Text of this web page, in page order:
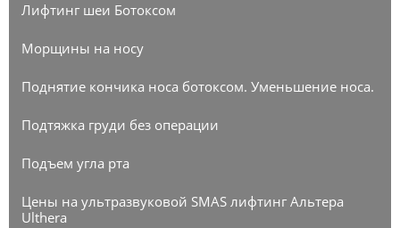
Лифтинг шеи Ботоксом
Морщины на носу
Поднятие кончика носа ботоксом. Уменьшение носа.
Подтяжка груди без операции
Подъем угла рта
Цены на ультразвуковой SMAS лифтинг Альтера
Ulthera